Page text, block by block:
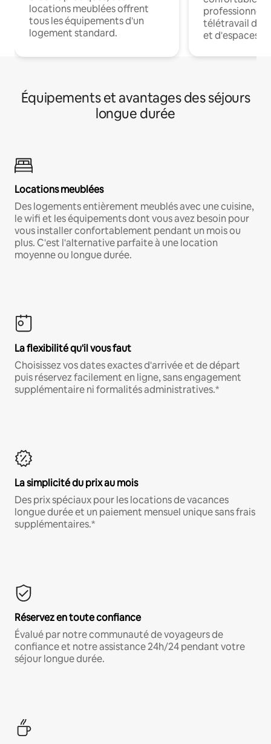
locations meublées offrent
tous les équipements d'un
logement standard.
professionnels
télétravail
et d'espaces
Équipements et avantages des séjours
longue durée
Locations meublées
Des logements entièrement meublés avec une cuisine,
le wifi et les équipements dont vous avez besoin pour
vous installer confortablement pendant un mois ou
plus. C'est l'alternative parfaite à une location
moyenne ou longue durée.
La flexibilité qu'il vous faut
Choisissez vos dates exactes d'arrivée et de départ
puis réservez facilement en ligne, sans engagement
supplémentaire ni formalités administratives.*
La simplicité du prix au mois
Des prix spéciaux pour les locations de vacances
longue durée et un paiement mensuel unique sans frais
supplémentaires.*
Réservez en toute confiance
Évalué par notre communauté de voyageurs de
confiance et notre assistance 24h/24 pendant votre
séjour longue durée.